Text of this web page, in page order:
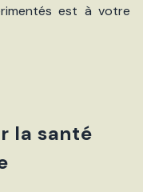
est à votre
la santé